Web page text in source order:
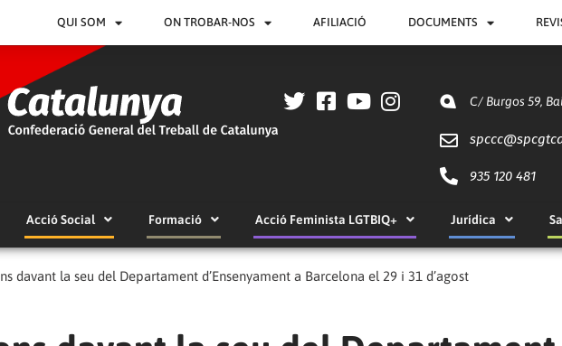
QUI SOM ON TROBAR-NOS AFILIACIÓ DOCUMENTS
C/ Burgos 59,
spccc@
935 120 481
Acció Social Formació Acció Feminista LGTBIQ+ Jurídica
davant la seu del Departament d’Ensenyament a Barcelona el 29 i 31 d’agost